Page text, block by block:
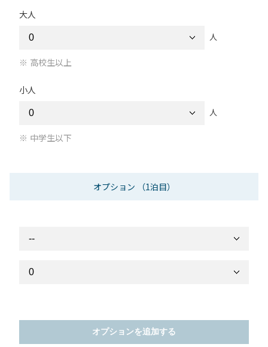
大人
人
高校生以上
小人
人
中学生以下
オプション （1泊目）
オプションを追加する